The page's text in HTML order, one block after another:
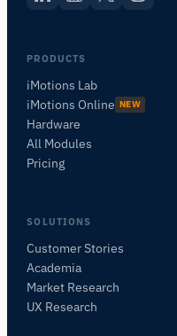
PRODUCTS
iMotions Lab
iMotions Online NEW
Hardware
All Modules
Pricing
SOLUTIONS
Customer Stories
Academia
Market Research
UX Research